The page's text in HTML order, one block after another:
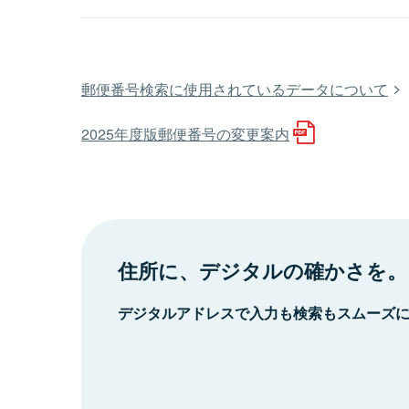
郵便番号検索に使用されているデータについて
2025年度版郵便番号の変更案内
住所に、デジタルの確かさを。
デジタルアドレスで入力も検索もスムーズ